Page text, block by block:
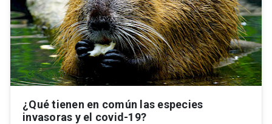
¿Qué tienen en común las especies
invasoras y el covid-19?